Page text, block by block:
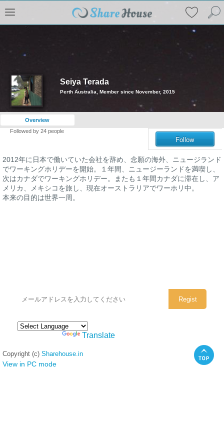
Seiya Terada
Perth Australia, Member since November, 2015
Overview
Followed by 24people
Follow
2012年に日本で働いていた会社を辞め、念願の海外、ニュージランド
でワーキングホリデーを開始。１年間、ニュージーランドを満喫し、
次はカナダでワーキングホリデー。またも１年間カナダに滞在し、ア
メリカ、メキシコを旅し、現在オーストラリアでワーホリ中。
本来の目的は世界一周。
Translate
Copyright (c) Sharehouse.in
View in PC mode